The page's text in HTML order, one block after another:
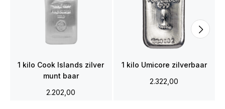
1 kilo Cook Islands zilver
munt baar
2.202,00
1 kilo Umicore zilverbaar
2.322,00